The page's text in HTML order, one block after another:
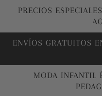
directamente
PRECIOS
ENVÍOS GRATUITOS
MODA INFANTIL